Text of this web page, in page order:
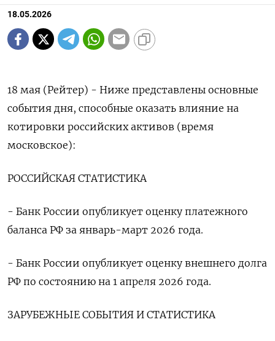
18.05.2026
18 мая (Рейтер) - Ниже представлены основные
события дня, способные оказать влияние на
котировки российских активов (время
московское):
РОССИЙСКАЯ СТАТИСТИКА
- Банк России опубликует оценку платежного
баланса РФ за январь-март 2026 года.
- Банк России опубликует оценку внешнего долга
РФ по состоянию на 1 апреля 2026 года.
ЗАРУБЕЖНЫЕ СОБЫТИЯ И СТАТИСТИКА